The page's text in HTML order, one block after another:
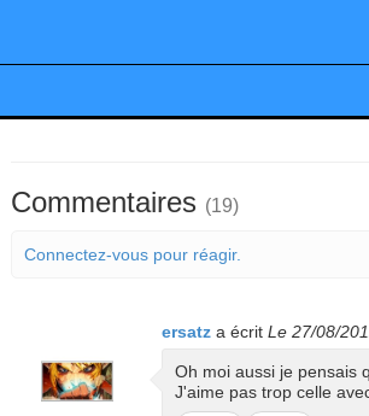
Commentaires (19)
Connectez-vous pour réagir.
ersatza écrit Le 27/08/
Oh moi aussi je pensais
J'aime pas trop celle